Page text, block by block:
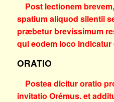
Post lectionem
spatium aliquod silentii
præbetur brevissimum
qui eodem loco
ORATIO
Postea dicitur oratio
invitatio Orémus.et